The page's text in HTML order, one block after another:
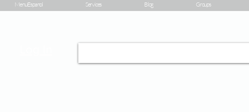
Menu Espanol Services Blog Groups